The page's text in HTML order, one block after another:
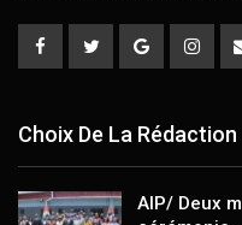
Choix De La Rédaction
AIP/ Deux